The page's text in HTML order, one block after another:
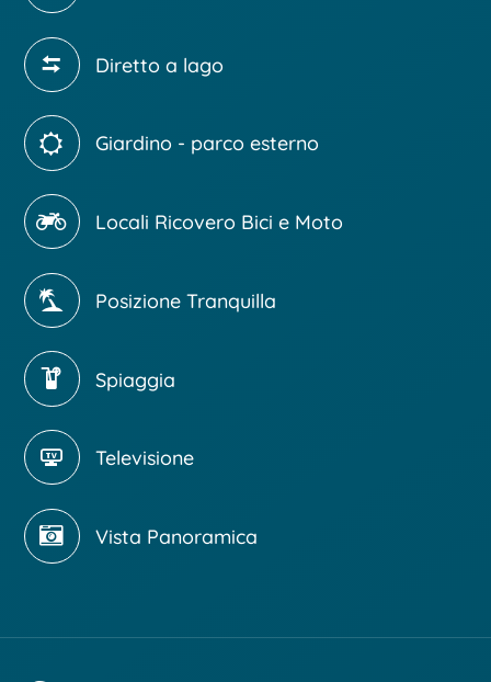
Diretto a lago
Giardino - parco esterno
Locali Ricovero Bici e Moto
Posizione Tranquilla
Spiaggia
Televisione
Vista Panoramica